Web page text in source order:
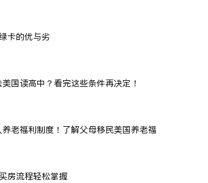
卡的优与劣
国读高中？看完这些条件再决定！
老福利制度！了解父母移民美国养老福
房流程轻松掌握